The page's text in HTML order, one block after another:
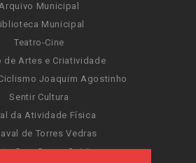
Municipal
Municipal
Teatro-Cine
de Artes e Criatividade
Joaquim Agostinho
Sentir Cultura
da Atividade Física
de Torres Vedras
Cruz Ocean Spirit